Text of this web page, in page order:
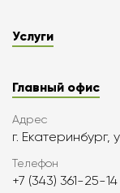
Услуги
Главный офис
Адрес
г.
Телефон
+7 (343) 361-25-14